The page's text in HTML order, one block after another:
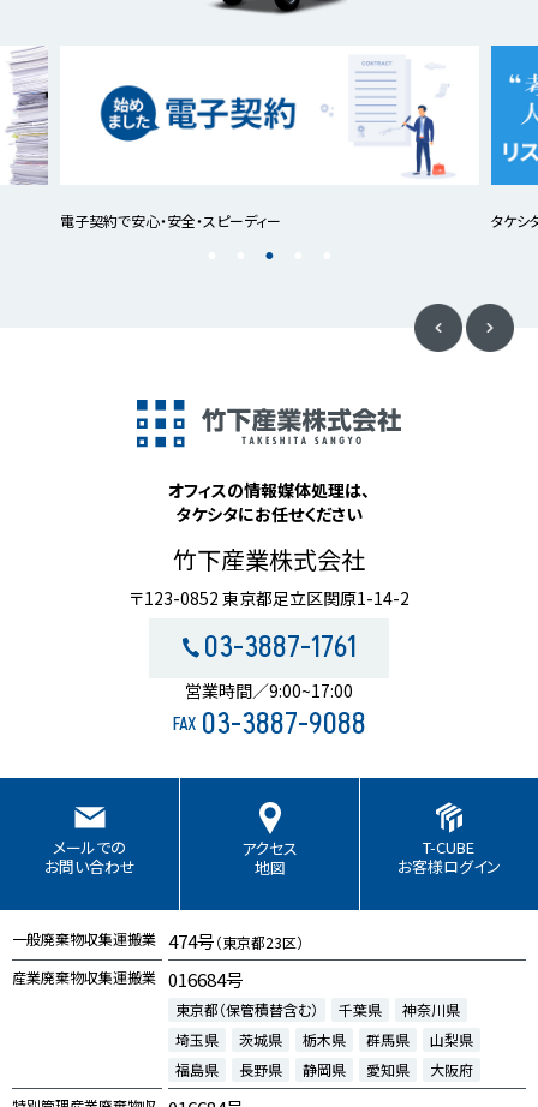
電子契約で安心・安全・スピーディー タケシ
オフィスの情報媒体処理は、
タケシタにお任せください
竹下産業株式会社
〒123-0852 東京都足立区関原1-14-2
03-3887-1761
営業時間／9:00~17:00
FAX 03-3887-9088
メールでの
お問い合わせ
アクセス
地図
T-CUBE
お客様ログイン
一般廃棄物収集運搬業 474号（東京都23区）
産業廃棄物収集運搬業 016684号
東京都（保管積替含む） 千葉県
神奈川県
埼玉県
茨城県 栃木県 群馬県
山梨県
福島県
長野県 静岡県 愛知県
大阪府